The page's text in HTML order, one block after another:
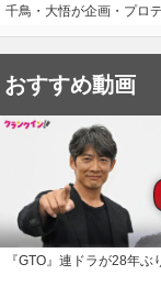
千鳥・大悟が企画・プロ
おすすめ動画
『GTO』連ドラが28年ぶ